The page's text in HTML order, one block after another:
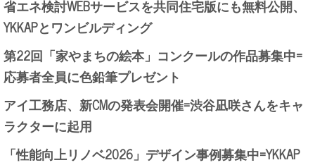
省エネ検討WEBサービスを共同住宅版にも無料公開、
YKKAPとワンビルディング
第22回「家やまちの絵本」コンクールの作品募集中=
応募者全員に色鉛筆プレゼント
アイ工務店、新CMの発表会開催=渋谷凪咲さんをキャ
ラクターに起用
「性能向上リノベ2026」デザイン事例募集中=YKKAP